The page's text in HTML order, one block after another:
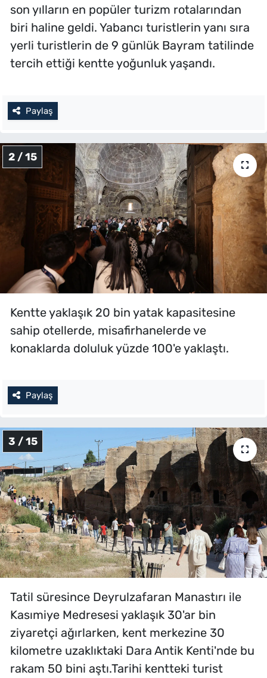
son yılların en popüler turizm rotalarından
biri haline geldi. Yabancı turistlerin yanı sıra
yerli turistlerin de 9 günlük Bayram tatilinde
tercih ettiği kentte yoğunluk yaşandı.
Paylaş
2 / 15
Kentte yaklaşık 20 bin yatak kapasitesine
sahip otellerde, misafirhanelerde ve
konaklarda doluluk yüzde 100'e yaklaştı.
Paylaş
3 / 15
Tatil süresince Deyrulzafaran Manastırı ile
Kasımiye Medresesi yaklaşık 30'ar bin
ziyaretçi ağırlarken, kent merkezine 30
kilometre uzaklıktaki Dara Antik Kenti'nde bu
rakam 50 bini aştı.Tarihi kentteki turist